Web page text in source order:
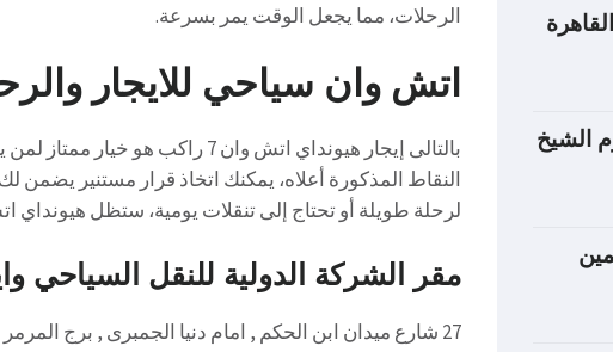
الرحلات، مما يجعل الوقت يمر بسرعة.
اتش وان سياحي للايجار والرحلات
بالتالى إيجار هيونداي اتش وان 7
النقاط المذكورة أعلاه، يمكنك اتخاذ قرار مستنير يضمن
لرحلة طويلة أو تحتاج إلى تنقلات يومية، ستظل هيونداي
مقر الشركة الدولية للنقل السياحي
27 شارع ميدان ابن الحكم , امام دنيا الجمبرى , برج المرمر , الدور السادس
الشيخ